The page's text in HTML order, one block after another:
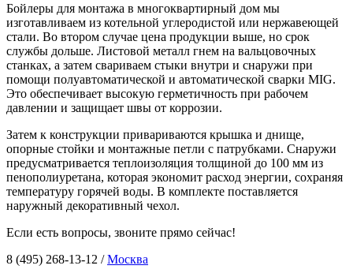
Бойлеры для монтажа в многоквартирный дом мы
изготавливаем из котельной углеродистой или нержавеющей
стали. Во втором случае цена продукции выше, но срок
службы дольше. Листовой металл гнем на вальцовочных
станках, а затем свариваем стыки внутри и снаружи при
помощи полуавтоматической и автоматической сварки MIG.
Это обеспечивает высокую герметичность при рабочем
давлении и защищает швы от коррозии.
Затем к конструкции привариваются крышка и днище,
опорные стойки и монтажные петли с патрубками. Снаружи
предусматривается теплоизоляция толщиной до 100 мм из
пенополиуретана, которая экономит расход энергии, сохраняя
температуру горячей воды. В комплекте поставляется
наружный декоративный чехол.
Если есть вопросы, звоните прямо сейчас!
8 (495) 268-13-12 /Москва